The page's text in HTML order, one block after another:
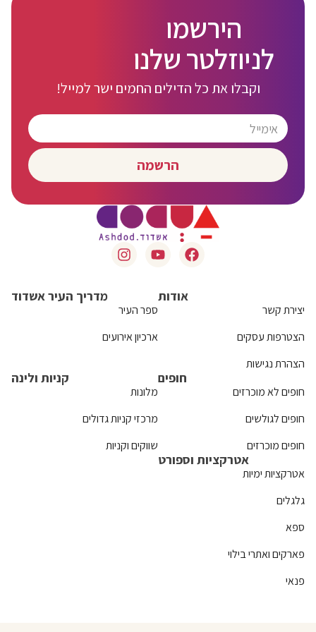
הירשמו
לניוזלטר שלנו
וקבלו את כל הדילים החמים ישר למייל!
הרשמה
אודות
יצירת קשר
הצטרפות עסקים
הצהרת נגישות
מדריך העיר אשדוד
ספר העיר
ארכיון אירועים
חופים
חופים לא מוכרזים
חופים לגולשים
חופים מוכרזים
קניות ולינה
מלונות
מרכזי קניות גדולים
שווקים וקניות
אטרקציות וספורט
אטרקציות ימיות
גלגלים
ספא
פארקים ואתרי בילוי
פנאי